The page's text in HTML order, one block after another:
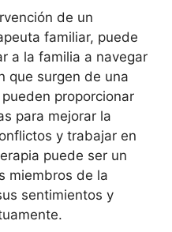
de un
familiar, puede
a la familia a navegar
que surgen de una
proporcionar
para mejorar la
y trabajar en
puede ser un
miembros de la
sentimientos y